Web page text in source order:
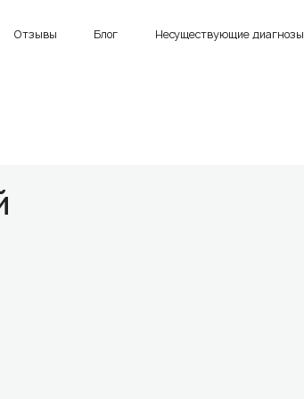
Отзывы Блог Несуществующие диагнозы